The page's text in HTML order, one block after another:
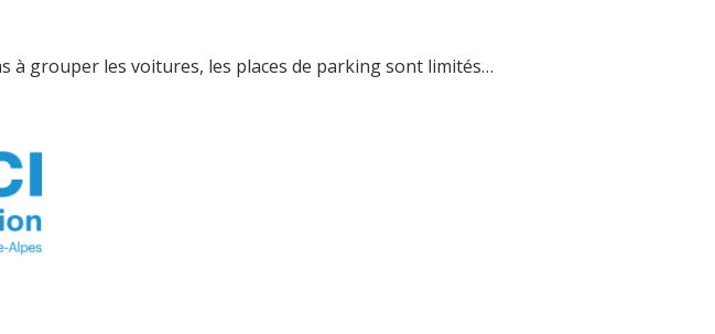
à grouper les voitures, les places de parking sont limités…